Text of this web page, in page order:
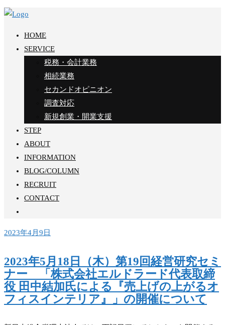
Skip
content
HOME
SERVICE
税務・会計業務
相続業務
セカンドオピニオン
調査対応
新規創業・開業⽀援
STEP
ABOUT
INFORMATION
BLOG/COLUMN
RECRUIT
CONTACT
2023年4月9日
2023年5月18日（木）第19回経営研究セミ
ナー 「株式会社エルドラード代表取締
役 田中結加氏による『売上げの上がるオ
フィスインテリア』」の開催について